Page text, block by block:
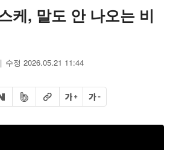
케, 말도 안 나오는 비
수정 2026.05.21 11:44
하기
하기
이버 공유하기
밴드 공유하기
URL복사글자 크게글자 작게